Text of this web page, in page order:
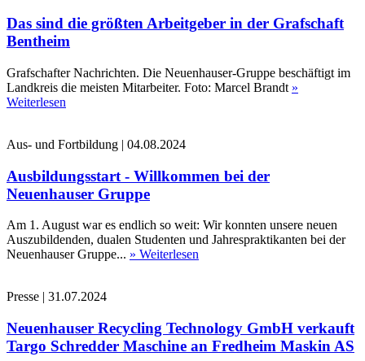
Das sind die größten Arbeitgeber in der Grafschaft
Bentheim
Grafschafter Nachrichten. Die Neuenhauser-Gruppe beschäftigt im
Landkreis die meisten Mitarbeiter. Foto: Marcel Brandt »
Weiterlesen
Aus- und Fortbildung | 04.08.2024
Ausbildungsstart - Willkommen bei der
Neuenhauser Gruppe
Am 1. August war es endlich so weit: Wir konnten unsere neuen
Auszubildenden, dualen Studenten und Jahrespraktikanten bei der
Neuenhauser Gruppe... » Weiterlesen
Presse | 31.07.2024
Neuenhauser Recycling Technology GmbH verkauft
Targo Schredder Maschine an Fredheim Maskin AS